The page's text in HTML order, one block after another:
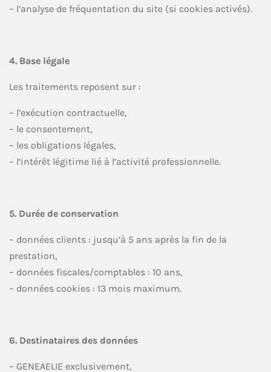
– l’analyse de fréquentation du site (si cookies activés).
4. Base légale
Les traitements reposent sur :
– l’exécution contractuelle,
– le consentement,
– les obligations légales,
– l’intérêt légitime lié à l’activité professionnelle.
5. Durée de conservation
– données clients : jusqu’à 5 ans après la fin de la
prestation,
– données fiscales/comptables : 10 ans,
– données cookies : 13 mois maximum.
6. Destinataires des données
– GENEAELIE exclusivement,